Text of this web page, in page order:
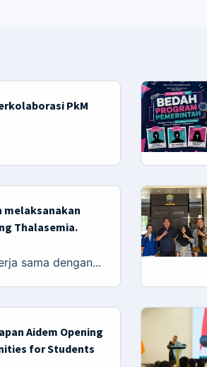
PkM
melaksanakan
Thalasemia.
sama dengan...
Aidem Opening
for Students